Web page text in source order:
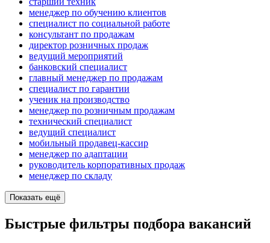
менеджер по обучению клиентов
специалист по социальной работе
консультант по продажам
директор розничных продаж
ведущий мероприятий
банковский специалист
главный менеджер по продажам
специалист по гарантии
ученик на производство
менеджер по розничным продажам
технический специалист
ведущий специалист
мобильный продавец-кассир
менеджер по адаптации
руководитель корпоративных продаж
менеджер по складу
Показать ещё
Быстрые фильтры подбора вакансий